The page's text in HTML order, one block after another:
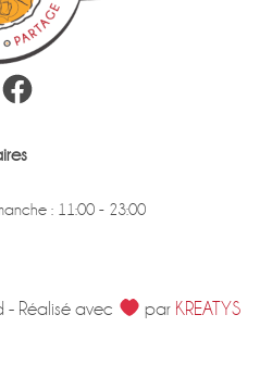
Facebook
: 11:00 - 23:00
- Réalisé avec par KREATYS